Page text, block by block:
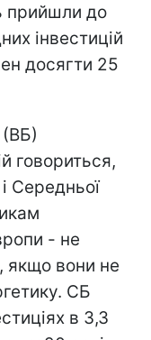
прийшли до
інвестицій
досягти 25
(ВБ)
говориться,
Середньої
- не
якщо вони не
СБ
в 3,3